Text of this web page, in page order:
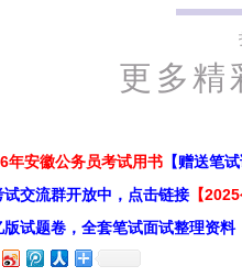
更多精
年安徽公务员考试用书 【赠送笔
交流群开放中，点击链接 【
试题卷，全套笔试面试整理资料